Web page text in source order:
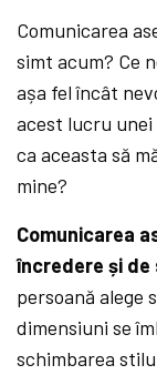
Comunicarea
simt acum? Ce
așa fel încât
acest lucru
ca aceasta să
mine?
Comunicarea
încredere și de
persoană alege
dimensiuni se
schimbarea